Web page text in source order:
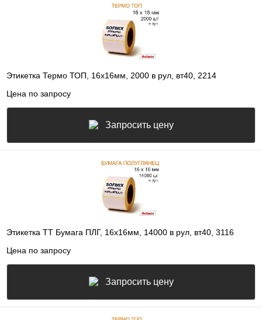
Этикетка Термо ТОП, 16х16мм, 2000 в рул, вт40, 2214
Цена по запросу
Запросить цену
Этикетка ТТ Бумага ПЛГ, 16х16мм, 14000 в рул, вт40, 3116
Цена по запросу
Запросить цену